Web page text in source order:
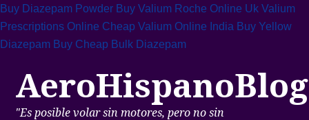
Buy Diazepam Powder Buy Valium Roche Online Uk Valium
Prescriptions Online Cheap Valium Online India Buy Yellow
Diazepam Buy Cheap Bulk Diazepam
AeroHispanoBlog
"Es posible volar sin motores, pero no sin